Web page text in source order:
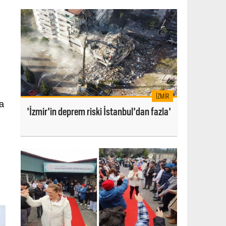
İZMIR
'İzmir'in deprem riski İstanbul'dan fazla'